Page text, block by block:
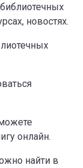
новостях.
онлайн.
найти в